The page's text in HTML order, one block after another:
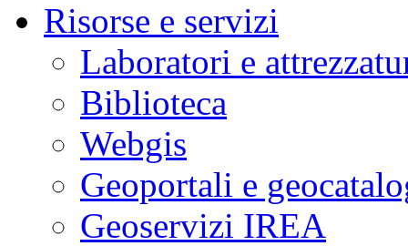
Risorse e servizi
Laboratori e
Biblioteca
Webgis
Geoportali e
Geoservizi IREA